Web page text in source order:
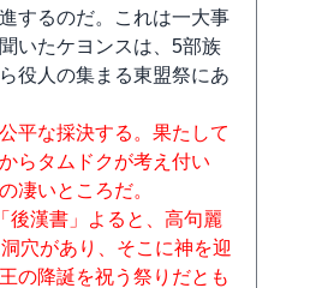
するのだ。これは一大事
いたケヨンスは、5部族
役人の集まる東盟祭にあ
平な採決する。果たして
らタムドクが考え付い
凄いところだ。
後漢書」よると、高句麗
穴があり、そこに神を迎
の降誕を祝う祭りだとも